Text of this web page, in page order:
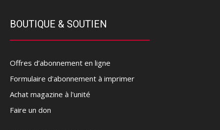
BOUTIQUE & SOUTIEN
Offres d’abonnement en ligne
Formulaire d'abonnement à imprimer
Achat magazine à l'unité
Faire un don